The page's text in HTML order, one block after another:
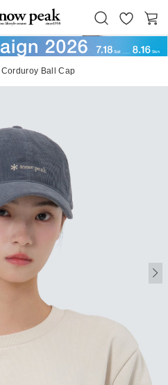
Peak
お
気
カ
ー
Corduroy Ball Cap